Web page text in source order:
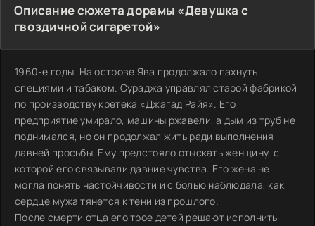
Описание сюжета дорамы «Девушка с
гвоздичной сигаретой»
1960-е годы. На острове Ява продолжало пахнуть
специями и табаком. Сураджа управлял старой фабрикой
по производству кретека «Джагад Райя». Его
предприятие умирало, машины ржавели, а дым из труб не
поднимался, но он продолжал жить ради выполнения
давней просьбы. Ему предстояло отыскать женщину, с
которой его связывали давние чувства. Его жена не
могла понять настойчивости и с болью наблюдала, как
сердце мужа тянется к тени из прошлого.
После смерти отца его трое детей решают исполнить